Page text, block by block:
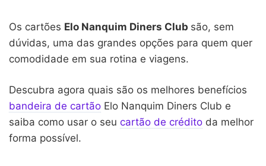
Os cartões Elo Nanquim Diners Club são, sem
dúvidas, uma das grandes opções para quem quer
comodidade em sua rotina e viagens.
Descubra agora quais são os melhores benefícios
bandeira de cartão Elo Nanquim Diners Club e
saiba como usar o seu cartão de crédito da melhor
forma possível.